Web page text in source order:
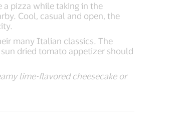
a pizza while taking in the
Cool, casual and open, the
many Italian classics. The
dried tomato appetizer should
lime-flavored cheesecake or